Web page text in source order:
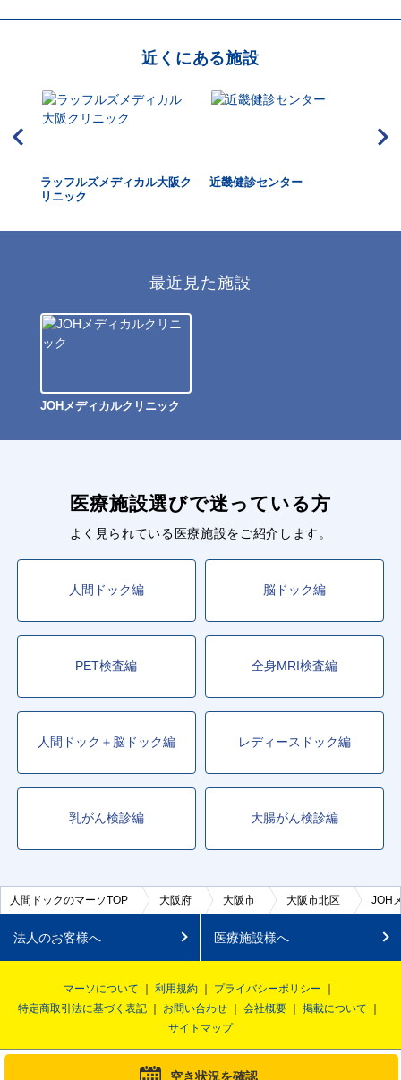
空き状況を確認
近くにある施設
ラッフルズメディカル大阪ク
リニック
近畿健診センター
最近見た施設
JOHメディカルクリニック
医療施設選びで迷っている方
よく見られている医療施設をご紹介します。
人間ドック編 脳ドック編
PET検査編 全身MRI検査編
人間ドック＋脳ドック編 レディースドック編
乳がん検診編 大腸がん検診編
人間ドックのマーソTOP 大阪府 大阪市 大阪市北区 JOH
法人のお客様へ 医療施設様へ
マーソについて 利用規約
プライバシーポリシー
特定商取引法に基づく表記
お問い合わせ 会社概要
掲載について
サイトマップ